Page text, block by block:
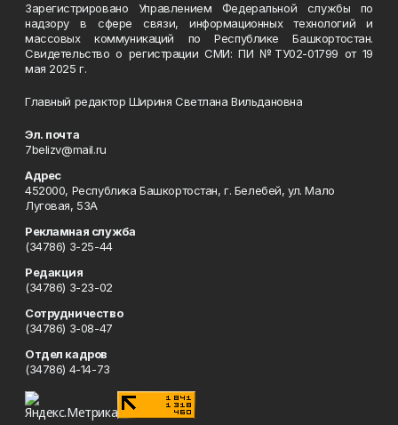
Зарегистрировано Управлением Федеральной службы по
надзору в сфере связи, информационных технологий и
массовых коммуникаций по Республике Башкортостан.
Свидетельство о регистрации СМИ: ПИ №ТУ02-01799 от 19
мая 2025 г.
Главный редактор Шириня Светлана Вильдановна
Эл. почта
7belizv@mail.ru
Адрес
452000, Республика Башкортостан, г. Белебей, ул. Мало
Луговая, 53А
Рекламная служба
(34786) 3-25-44
Редакция
(34786) 3-23-02
Сотрудничество
(34786) 3-08-47
Отдел кадров
(34786) 4-14-73